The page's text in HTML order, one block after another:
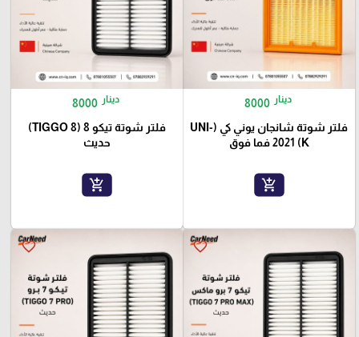
8000 دينار
فلتر شوتة شانجان يوني كي (UNI-
K) 2021 فما فوق
add_shopping_cart
8000 دينار
فلتر شوتة تيكو 8 (TIGGO 8)
حديث
add_shopping_cart
favorite_border
favorite_border